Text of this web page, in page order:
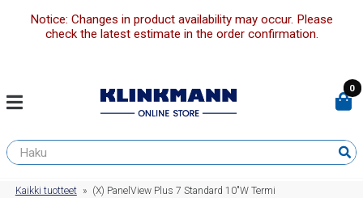
Notice: Changes in product availability may occur. Please
check the latest estimate in the order confirmation.
0
Kaikki tuotteet » (X) PanelView Plus 7 Standard 10″W Termi